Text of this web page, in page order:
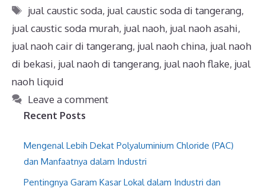
jual caustic soda, jual caustic soda di tangerang,
jual caustic soda murah, jual naoh, jual naoh asahi,
jual naoh cair di tangerang, jual naoh china, jual naoh
di bekasi, jual naoh di tangerang, jual naoh flake, jual
naoh liquid
Leave a comment
Recent Posts
Mengenal Lebih Dekat Polyaluminium Chloride (PAC)
dan Manfaatnya dalam Industri
Pentingnya Garam Kasar Lokal dalam Industri dan